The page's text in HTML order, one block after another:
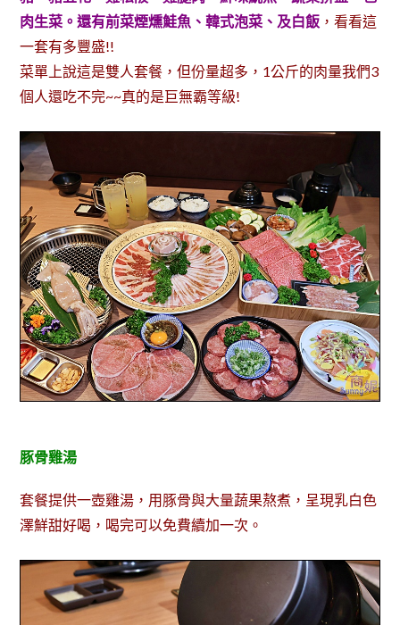
肉生菜。還有前菜煙燻鮭魚、韓式泡菜、及白飯 ，看看這
一套有多豐盛!!
菜單上說這是雙人套餐，但份量超多，1公斤的肉量我們3
個人還吃不完~~真的是巨無霸等級!
豚骨雞湯
套餐提供一壺雞湯，用豚骨與大量蔬果熬煮，呈現乳白色
澤鮮甜好喝，喝完可以免費續加一次。